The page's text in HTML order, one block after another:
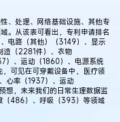
处理、网络基础设施、其他专
。从该表可看出，专利申请排名
电路（其他）（3149）、显示
（2281件）、衣物
）、运动（1860）、电源系统
可见在可穿戴设备中，医疗领
心率（1937）、运动
想，未来我们的日常生理数据监
（486）、呼吸（393）等领域